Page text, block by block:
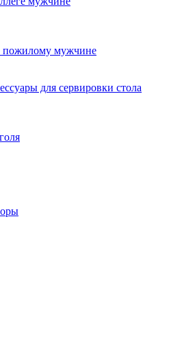
пожилому мужчине
для сервировки стола